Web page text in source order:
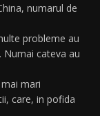
numarul de
probleme au
Numai cateva au
mari
care, in pofida